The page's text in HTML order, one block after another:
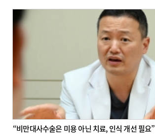
“비만대사수술은 미용 아닌 치료, 인식 개선 필요”